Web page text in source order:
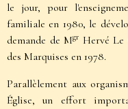
le jour, pour
familiale en 1980, le
demande de Mgr Hervé Le
des Marquises en 1978.
Parallèlement aux
Église, un effort